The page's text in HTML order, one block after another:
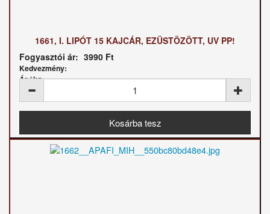
1661, I. LIPÓT 15 KAJCÁR, EZÜSTÖZÖTT, UV PP!
Fogyasztói ár: 3990 Ft
Kedvezmény:
Ár / kg: